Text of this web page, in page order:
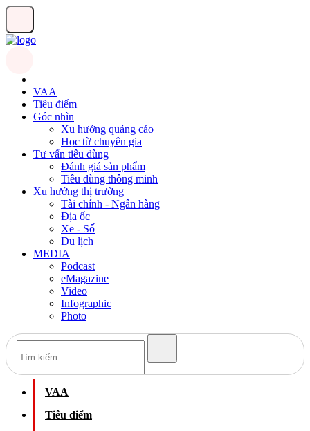
VAA
Tiêu điểm
Góc nhìn
Xu hướng quảng cáo
Học từ chuyên gia
Tư vấn tiêu dùng
Đánh giá sản phẩm
Tiêu dùng thông minh
Xu hướng thị trường
Tài chính - Ngân hàng
Địa ốc
Xe - Số
Du lịch
MEDIA
Podcast
eMagazine
Video
Infographic
Photo
VAA
Tiêu điểm